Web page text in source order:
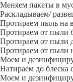
Меняем пакеты в
Раскладываем/
Протираем пыль на
Протираем от пыли
Протираем от пыли
Протираем от пыли
Моем и
Натираем до блеска
Моем и